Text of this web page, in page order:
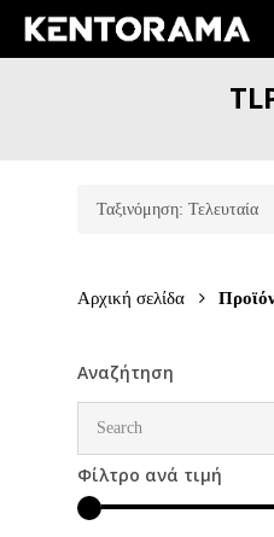
Skip
Αρχική σελίδα
Αναζήτηση
Φίλτρο ανά τιμή